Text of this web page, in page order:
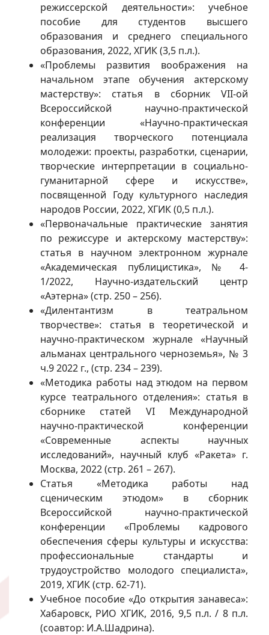
режиссерской деятельности»: учебное
пособие для студентов высшего
образования и среднего специального
образования, 2022, ХГИК (3,5 п.л.).
«Проблемы развития воображения на
начальном этапе обучения актерскому
мастерству»: статья в сборник VII-ой
Всероссийской научно-практической
конференции «Научно-практическая
реализация творческого потенциала
молодежи: проекты, разработки, сценарии,
творческие интерпретации в социально-
гуманитарной сфере и искусстве»,
посвященной Году культурного наследия
народов России, 2022, ХГИК (0,5 п.л.).
«Первоначальные практические занятия
по режиссуре и актерскому мастерству»:
статья в научном электронном журнале
«Академическая публицистика», № 4-
1/2022, Научно-издательский центр
«Аэтерна» (стр. 250 – 256).
«Дилентантизм в театральном
творчестве»: статья в теоретической и
научно-практическом журнале «Научный
альманах центрального черноземья», № 3
ч.9 2022 г., (стр. 234 – 239).
«Методика работы над этюдом на первом
курсе театрального отделения»: статья в
сборнике статей VI Международной
научно-практической конференции
«Современные аспекты научных
исследований», научный клуб «Ракета» г.
Москва, 2022 (стр. 261 – 267).
Статья «Методика работы над
сценическим этюдом» в сборник
Всероссийской научно-практической
конференции «Проблемы кадрового
обеспечения сферы культуры и искусства:
профессиональные стандарты и
трудоустройство молодого специалиста»,
2019, ХГИК (стр. 62-71).
Учебное пособие «До открытия занавеса»:
Хабаровск, РИО ХГИК, 2016, 9,5 п.л. / 8 п.л.
(соавтор: И.А.Шадрина).